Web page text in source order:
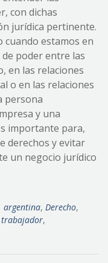
con dichas
jurídica pertinente.
cuando estamos en
poder entre las
en las relaciones
o en las relaciones
persona
y una
importante para,
derechos y evitar
un negocio jurídico
argentina, Derecho,
trabajador,